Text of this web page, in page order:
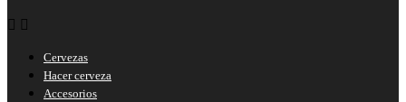
 
Cervezas
Hacer cerveza
Accesorios